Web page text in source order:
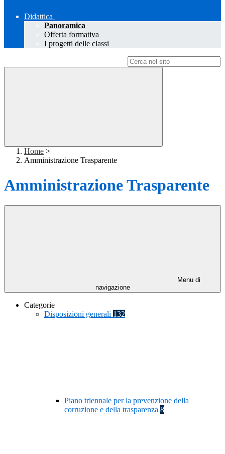
Didattica
Panoramica
Offerta formativa
I progetti delle classi
Home >
Amministrazione Trasparente
Amministrazione Trasparente
Menu di
navigazione
Categorie
Disposizioni generali 132
Piano triennale per la prevenzione della
corruzione e della trasparenza 8